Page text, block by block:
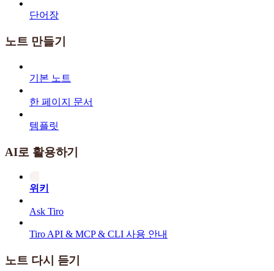
단어장
노트 만들기
기본 노트
한 페이지 문서
템플릿
AI로 활용하기
위키
Ask Tiro
Tiro API & MCP & CLI 사용 안내
노트 다시 듣기